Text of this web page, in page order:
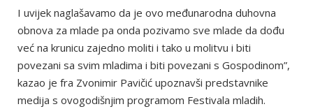
I uvijek naglašavamo da je ovo međunarodna duhovna
obnova za mlade pa onda pozivamo sve mlade da dođu
već na krunicu zajedno moliti i tako u molitvu i biti
povezani sa svim mladima i biti povezani s Gospodinom”,
kazao je fra Zvonimir Pavičić upoznavši predstavnike
medija s ovogodišnjim programom Festivala mladih.